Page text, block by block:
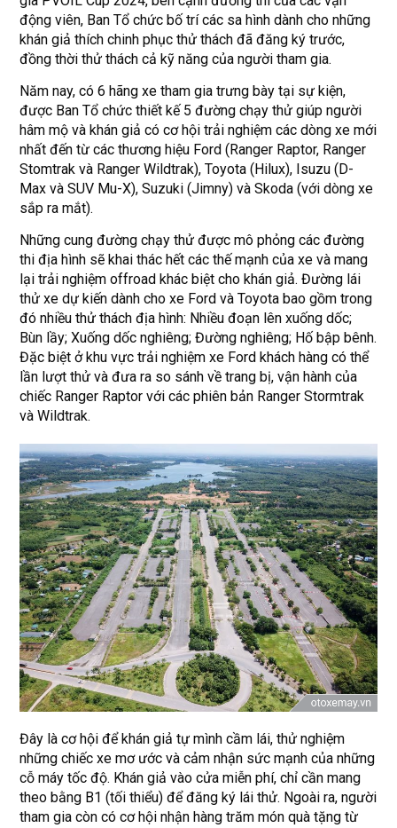
động viên, Ban Tổ chức bố trí các sa hình dành cho những
khán giả thích chinh phục thử thách đã đăng ký trước,
đồng thời thử thách cả kỹ năng của người tham gia.
Năm nay, có 6 hãng xe tham gia trưng bày tại sự kiện,
được Ban Tổ chức thiết kế 5 đường chạy thử giúp người
hâm mộ và khán giả có cơ hội trải nghiệm các dòng xe mới
nhất đến từ các thương hiệu Ford (Ranger Raptor, Ranger
Stomtrak và Ranger Wildtrak), Toyota (Hilux), Isuzu (D-
Max và SUV Mu-X), Suzuki (Jimny) và Skoda (với dòng xe
sắp ra mắt).
Những cung đường chạy thử được mô phỏng các đường
thi địa hình sẽ khai thác hết các thế mạnh của xe và mang
lại trải nghiệm offroad khác biệt cho khán giả. Đường lái
thử xe dự kiến dành cho xe Ford và Toyota bao gồm trong
đó nhiều thử thách địa hình: Nhiều đoạn lên xuống dốc;
Bùn lầy; Xuống dốc nghiêng; Đường nghiêng; Hố bập bênh.
Đặc biệt ở khu vực trải nghiệm xe Ford khách hàng có thể
lần lượt thử và đưa ra so sánh về trang bị, vận hành của
chiếc Ranger Raptor với các phiên bản Ranger Stormtrak
và Wildtrak.
Đây là cơ hội để khán giả tự mình cầm lái, thử nghiệm
những chiếc xe mơ ước và cảm nhận sức mạnh của những
cỗ máy tốc độ. Khán giả vào cửa miễn phí, chỉ cần mang
theo bằng B1 (tối thiểu) để đăng ký lái thử. Ngoài ra, người
tham gia còn có cơ hội nhận hàng trăm món quà tặng từ